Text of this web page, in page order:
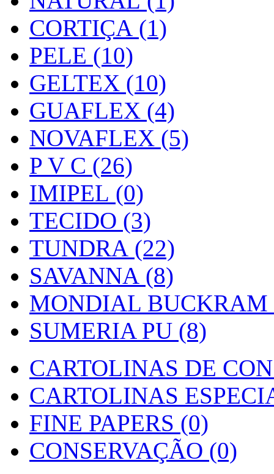
CORTIÇA (1)
PELE (10)
GELTEX (10)
GUAFLEX (4)
NOVAFLEX (5)
P V C (26)
IMIPEL (0)
TECIDO (3)
TUNDRA (22)
SAVANNA (8)
MONDIAL BUCKRAM
SUMERIA PU (8)
CARTOLINAS DE
CARTOLINAS
FINE PAPERS (0)
CONSERVAÇÃO (0)